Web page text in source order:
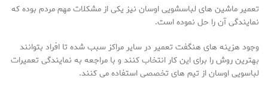
تعمیر ماشین های لباسشویی اوسان نیز یکی از مشکلات مهم مردم بوده که
نمایندگی آن را حل نموده است.
وجود هزینه های هنگفت تعمیر در سایر مراکز سبب شده تا افراد بتوانند
بهترین روش را برای این کار انتخاب کنند و با مراجعه به نمایندگی تعمیرات
لباسویی اوسان از تیم های تخصصی استفاده می کنند.